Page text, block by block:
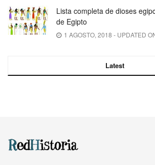
Lista completa de dioses
de Egipto
1 AGOSTO, 2018 - UPDATED
Latest